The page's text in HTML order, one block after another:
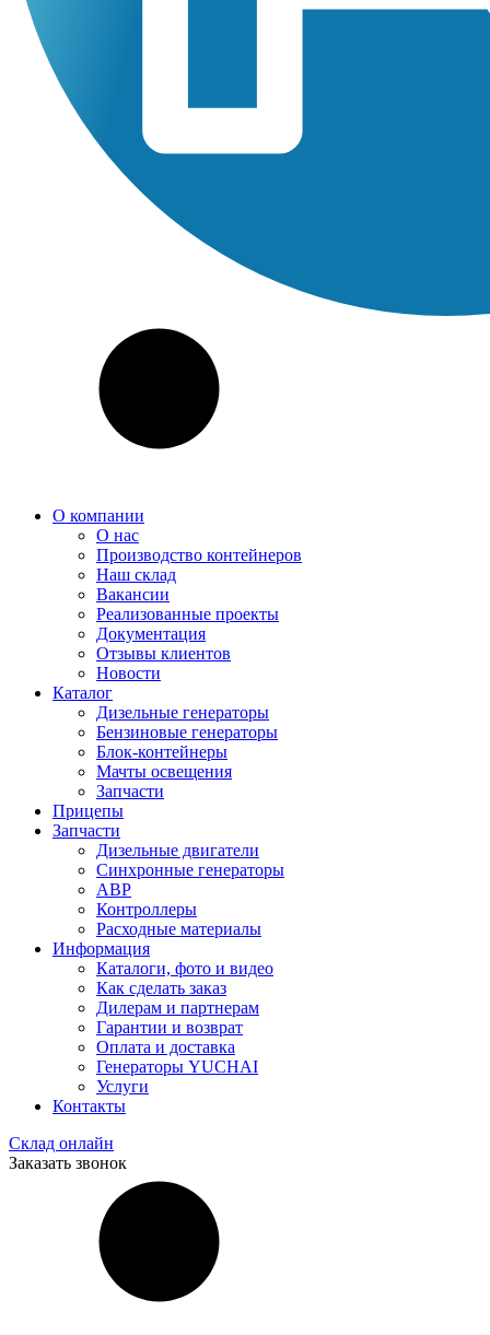
О компании
О нас
Производство контейнеров
Наш склад
Вакансии
Реализованные проекты
Документация
Отзывы клиентов
Новости
Каталог
Дизельные генераторы
Бензиновые генераторы
Блок-контейнеры
Мачты освещения
Запчасти
Прицепы
Запчасти
Дизельные двигатели
Синхронные генераторы
АВР
Контроллеры
Расходные материалы
Информация
Каталоги, фото и видео
Как сделать заказ
Дилерам и партнерам
Гарантии и возврат
Оплата и доставка
Генераторы YUCHAI
Услуги
Контакты
Склад онлайн
Заказать звонок